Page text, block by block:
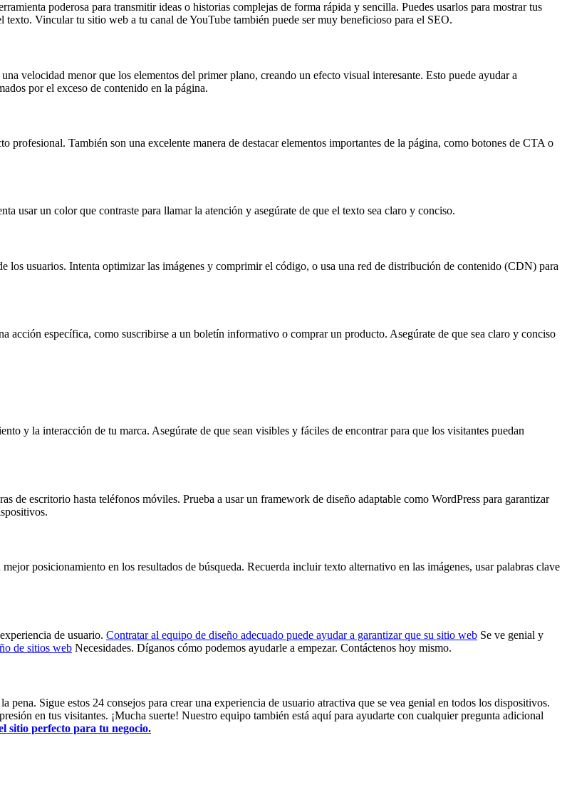
poderosa para transmitir ideas o historias complejas de forma rápida y sencilla. Puedes usarlos para mostrar tus
Vincular tu sitio web a tu canal de YouTube también puede ser muy beneficioso para el SEO.
velocidad menor que los elementos del primer plano, creando un efecto visual interesante. Esto puede ayudar a
por el exceso de contenido en la página.
También son una excelente manera de destacar elementos importantes de la página, como botones de CTA o
usar un color que contraste para llamar la atención y asegúrate de que el texto sea claro y conciso.
los usuarios. Intenta optimizar las imágenes y comprimir el código, o usa una red de distribución de contenido (CDN) para
acción específica, como suscribirse a un boletín informativo o comprar un producto. Asegúrate de que sea claro y conciso
y la interacción de tu marca. Asegúrate de que sean visibles y fáciles de encontrar para que los visitantes puedan
de escritorio hasta teléfonos móviles. Prueba a usar un framework de diseño adaptable como WordPress para garantizar
posicionamiento en los resultados de búsqueda. Recuerda incluir texto alternativo en las imágenes, usar palabras clave
de usuario. Contratar al equipo de diseño adecuado puede ayudar a garantizar que su sitio web Se ve genial y
de sitios web Necesidades. Díganos cómo podemos ayudarle a empezar. Contáctenos hoy mismo.
Sigue estos 24 consejos para crear una experiencia de usuario atractiva que se vea genial en todos los dispositivos.
en tus visitantes. ¡Mucha suerte! Nuestro equipo también está aquí para ayudarte con cualquier pregunta adicional
sitio perfecto para tu negocio.